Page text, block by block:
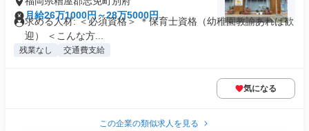
月給26万1000円～28万5000円
求める人材: ＜必須資格＞ ＊保育士資格（幼稚園教諭あれば歓
迎） ＜こんな方...
残業なし 交通費支給
気になる
この企業の類似求人を見る